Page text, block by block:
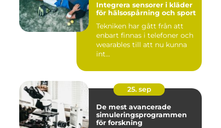
Integrera sensorer i kläder
för hälsospårning och sport
Tekniken har gått från att
enbart finnas i telefoner och
wearables till att nu kunna
int...
25. sep
De mest avancerade
simuleringsprogrammen
för forskning